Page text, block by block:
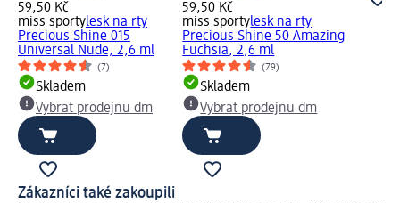
59,50 Kč
miss sportylesk na rty
Precious Shine 015
Universal Nude, 2,6 ml
(7)
Skladem
Vybrat prodejnu dm
59,50 Kč
miss sportylesk na rty
Precious Shine 50 Amazing
Fuchsia, 2,6 ml
(79)
Skladem
Vybrat prodejnu dm
Zákazníci také zakoupili